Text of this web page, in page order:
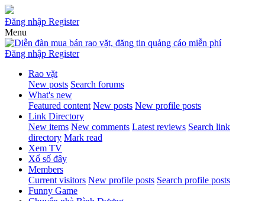
Đăng nhập Register
Menu
Đăng nhập Register
Rao vặt
New posts Search forums
What's new
Featured content New posts New profile posts
Link Directory
New items New comments Latest reviews Search link
directory Mark read
Xem TV
Xổ số đây
Members
Current visitors New profile posts Search profile posts
Funny Game